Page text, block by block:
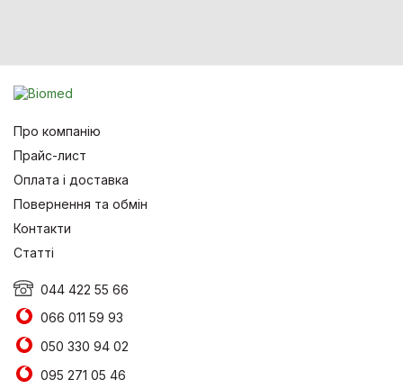
Про компанію
Прайс-лист
Оплата і доставка
Повернення та обмін
Контакти
Статті
044 422 55 66
066 011 59 93
050 330 94 02
095 271 05 46